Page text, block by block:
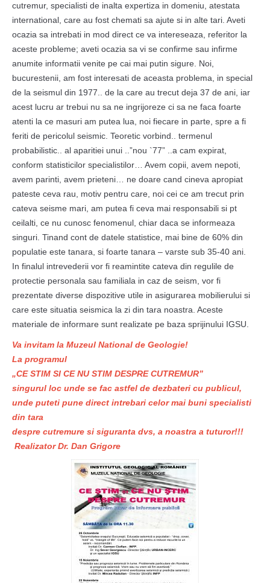
cutremur, specialisti de inalta expertiza in domeniu, atestata
international, care au fost chemati sa ajute si in alte tari. Aveti
ocazia sa intrebati in mod direct ce va intereseaza, referitor la
aceste probleme; aveti ocazia sa vi se confirme sau infirme
anumite informatii venite pe cai mai putin sigure. Noi,
bucurestenii, am fost interesati de aceasta problema, in special
de la seismul din 1977.. de la care au trecut deja 37 de ani, iar
acest lucru ar trebui nu sa ne ingrijoreze ci sa ne faca foarte
atenti la ce masuri am putea lua, noi fiecare in parte, spre a fi
feriti de pericolul seismic. Teoretic vorbind.. termenul
probabilistic.. al aparitiei unui ..”nou `77” ..a cam expirat,
conform statisticilor specialistilor… Avem copii, avem nepoti,
avem parinti, avem prieteni… ne doare cand cineva apropiat
pateste ceva rau, motiv pentru care, noi cei ce am trecut prin
cateva seisme mari, am putea fi ceva mai responsabili si pt
ceilalti, ce nu cunosc fenomenul, chiar daca se informeaza
singuri. Tinand cont de datele statistice, mai bine de 60% din
populatie este tanara, si foarte tanara – varste sub 35-40 ani.
In finalul intrevederii vor fi reamintite cateva din regulile de
protectie personala sau familiala in caz de seism, vor fi
prezentate diverse dispozitive utile in asigurarea mobilierului si
care este situatia seismica la zi din tara noastra. Aceste
materiale de informare sunt realizate pe baza sprijinului IGSU.
Va invitam la Muzeul National de Geologie!
La programul
„CE STIM SI CE NU STIM DESPRE CUTREMUR”
singurul loc unde se fac astfel de dezbateri cu publicul,
unde puteti pune direct intrebari celor mai buni specialisti
din tara
despre cutremure si siguranta dvs, a noastra a tuturor!!!
Realizator Dr. Dan Grigore